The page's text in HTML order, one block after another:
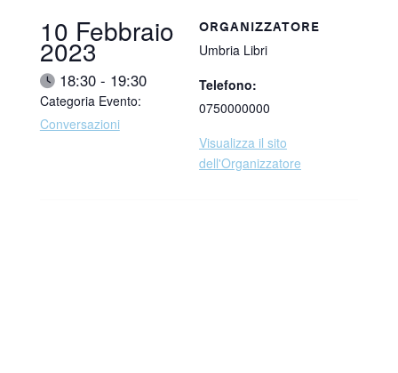
Data:
10 Febbraio
2023
Ora:18:30 - 19:30
Categoria Evento:
Conversazioni
ORGANIZZATORE
Umbria Libri
Telefono:
0750000000
Visualizza il sito
dell'Organizzatore